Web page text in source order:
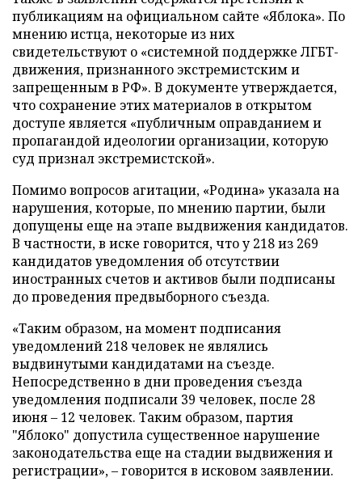
публикациям на официальном сайте «Яблока». По
мнению истца, некоторые из них
свидетельствуют о «системной поддержке ЛГБТ-
движения, признанного экстремистским и
запрещенным в РФ». В документе утверждается,
что сохранение этих материалов в открытом
доступе является «публичным оправданием и
пропагандой идеологии организации, которую
суд признал экстремистской».
Помимо вопросов агитации, «Родина» указала на
нарушения, которые, по мнению партии, были
допущены еще на этапе выдвижения кандидатов.
В частности, в иске говорится, что у 218 из 269
кандидатов уведомления об отсутствии
иностранных счетов и активов были подписаны
до проведения предвыборного съезда.
«Таким образом, на момент подписания
уведомлений 218 человек не являлись
выдвинутыми кандидатами на съезде.
Непосредственно в дни проведения съезда
уведомления подписали 39 человек, после 28
июня – 12 человек. Таким образом, партия
"Яблоко" допустила существенное нарушение
законодательства еще на стадии выдвижения и
регистрации», – говорится в исковом заявлении.